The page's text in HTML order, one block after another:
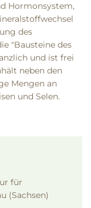
Hormonsystem,
des
"Bausteine des
und ist frei
neben den
Mengen an
und Selen.
für
(Sachsen)